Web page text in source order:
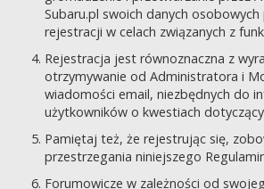
Subaru.pl swoich danych
rejestracji w celach związanych z
Rejestracja jest równoznaczna z
otrzymywanie od Administratora i
wiadomości email, niezbędnych do
użytkowników o kwestiach
Pamiętaj też, że rejestrując się,
przestrzegania niniejszego
Forumowicze w zależności od